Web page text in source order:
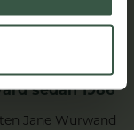
sedan 1986
Jane Wurwand